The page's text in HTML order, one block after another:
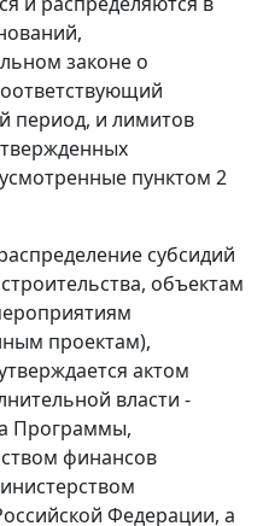
законе о
период, и лимитов
пунктом 2
субсидий
объектам
проектам),
актом
власти -
Программы,
финансов
Федерации, а